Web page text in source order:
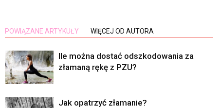
POWIĄZANE ARTYKUŁY WIĘCEJ OD AUTORA
Ile można dostać odszkodowania za
złamaną rękę z PZU?
Jak opatrzyć złamanie?